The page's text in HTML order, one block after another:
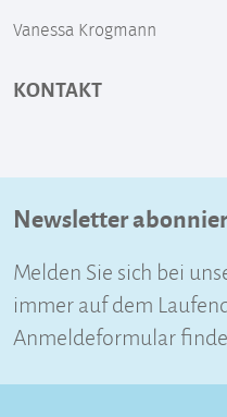
Vanessa Krogmann
KONTAKT
Newsletter
Melden Sie sich bei
immer auf dem
Anmeldeformular